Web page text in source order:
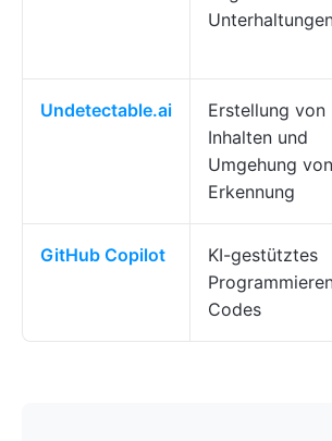
Undetectable.ai
Erstellung von
Inhalten und
Umgehung von
Erkennung
GitHub Copilot
KI-gestütztes
Codes